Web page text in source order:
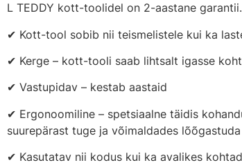
L TEDDY kott-toolidel on 2-aastane garantii.
✔ Kott-tool sobib nii teismelistele kui ka
✔ Kerge – kott-tooli saab lihtsalt igasse
✔ Vastupidav – kestab aastaid
✔ Ergonoomiline – spetsiaalne täidis
suurepärast tuge ja võimaldades lõõgastuda
✔ Kasutatav nii kodus kui ka avalikes